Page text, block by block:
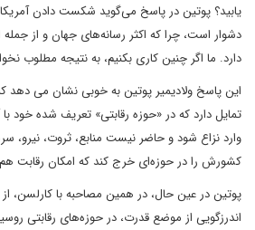
یابید؟ پوتین در پاسخ می‌گوید شکست دادن
دشوار است، چرا که اکثر رسانه‌های‌ جهان و از
دارد. ما اگر چنین کاری بکنیم، به نتیجه مطلوب
این پاسخ ولادیمیر پوتین به خوبی نشان می دهد
تمایل دارد که در «حوزه رقابتی» تعریف شده خود
وارد نزاع شود و حاضر نیست منابع، ثروت، نیرو،
کشورش را در حوزه‌ای خرج کند که امکان رقابت
پوتین در عین حال، در همین مصاحبه با کارلسن،
اندرزگویی از موضع قدرت، در حوزه‌های رقابتی